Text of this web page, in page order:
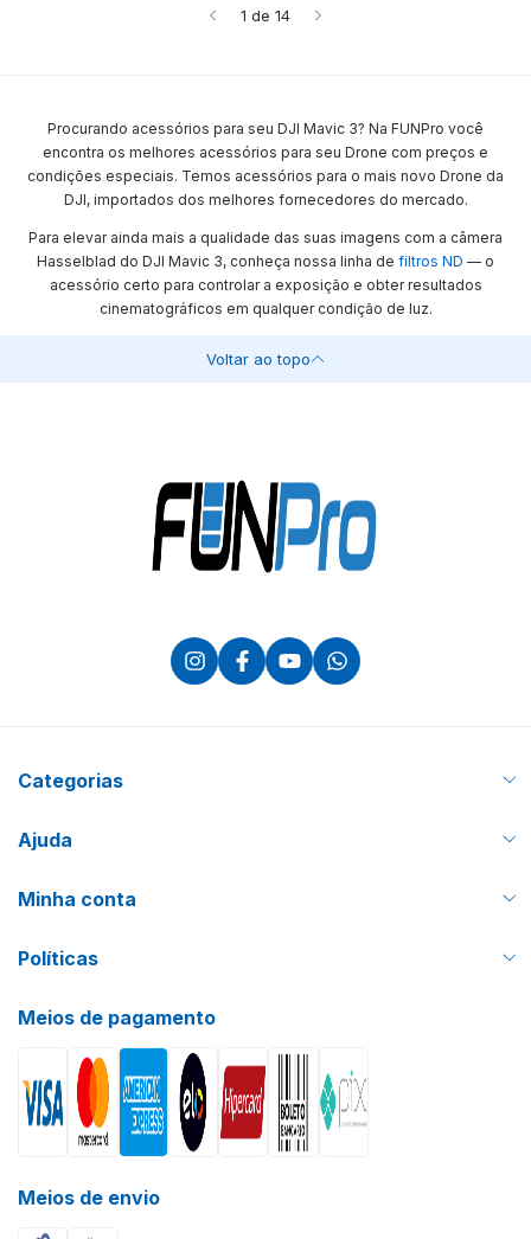
1 de 14
Procurando acessórios para seu DJI Mavic 3? Na FUNPro você
encontra os melhores acessórios para seu Drone com preços e
condições especiais. Temos acessórios para o mais novo Drone da
DJI, importados dos melhores fornecedores do mercado.
Para elevar ainda mais a qualidade das suas imagens com a câmera
Hasselblad do DJI Mavic 3, conheça nossa linha de filtros ND — o
acessório certo para controlar a exposição e obter resultados
cinematográficos em qualquer condição de luz.
Voltar ao topo
Categorias
Ajuda
Minha conta
Políticas
Meios de pagamento
Meios de envio